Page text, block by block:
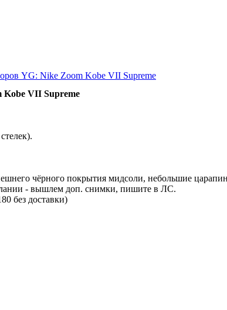
YG: Nike Zoom Kobe VII Supreme
Kobe VII Supreme
чёрного покрытия мидсоли, небольшие
- вышлем доп. снимки, пишите в ЛС.
без доставки)